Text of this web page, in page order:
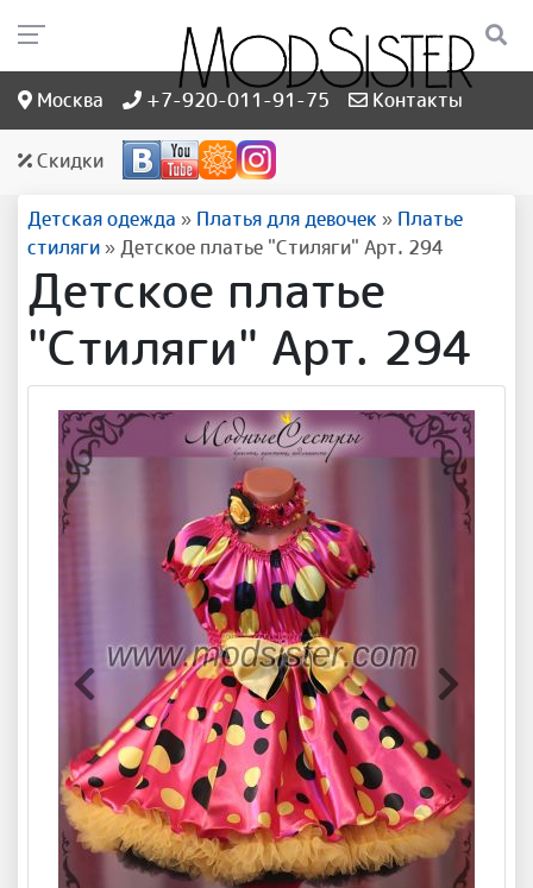
Москва +7-920-011-91-75 Контакты
Скидки
Детская одежда » Платья для девочек » Платье
стиляги»Детское платье "Стиляги" Арт. 294
Детское платье
"Стиляги" Арт. 294
Предыдущая